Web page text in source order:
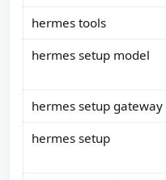
hermes tools
hermes setup model
hermes setup gateway
hermes setup